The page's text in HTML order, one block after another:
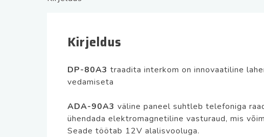
Kirjeldus
DP-80A3 traadita interkom on innovaatiline
vedamiseta
ADA-90A3 väline paneel suhtleb telefoniga
ühendada elektromagnetiline vasturaud, mis
Seade töötab 12V alalisvooluga.